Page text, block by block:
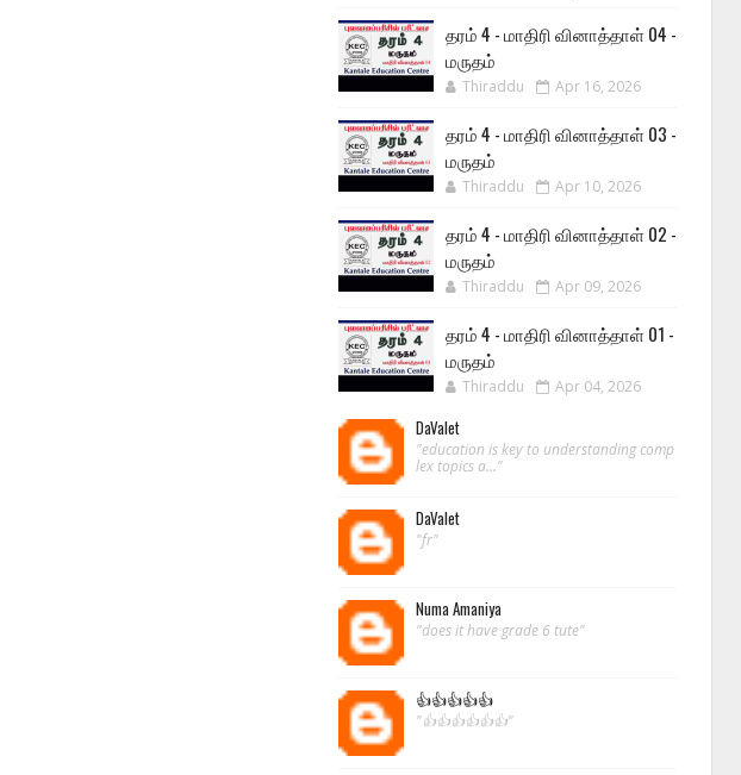
தரம் 4 - மாதிரி வினாத்தாள் 04 -
மருதம்
Thiraddu Apr 16, 2026
தரம் 4 - மாதிரி வினாத்தாள் 03 -
மருதம்
Thiraddu Apr 10, 2026
தரம் 4 - மாதிரி வினாத்தாள் 02 -
மருதம்
Thiraddu Apr 09, 2026
தரம் 4 - மாதிரி வினாத்தாள் 01 -
மருதம்
Thiraddu Apr 04, 2026
DaValet
"education is key to understanding comp
lex topics a..."
DaValet
"fr"
Numa Amaniya
"does it have grade 6 tute"
👍👍👍👍👍
"👍👍👍👍👍👍"